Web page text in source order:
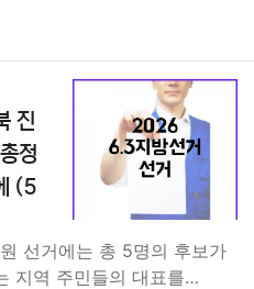
진
정
(5
선거에는 총 5명의 후보가
지역 주민들의 대표를…